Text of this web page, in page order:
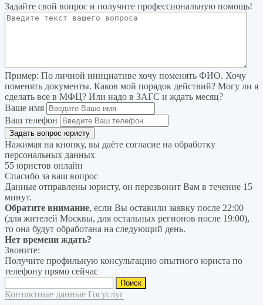
Задайте свой вопрос и получите профессиональную помощь!
Пример: По личной инициативе хочу поменять ФИО. Хочу
поменять документы. Каков мой порядок действий? Могу ли я
сделать все в МФЦ? Или надо в ЗАГС и ждать месяц?
Ваше имя
Ваш телефон
Нажимая на кнопку, вы даёте согласие на обработку
персональных данных
55 юристов онлайн
Спасибо за ваш вопрос
Данные отправлены юристу, он перезвонит Вам в течение 15
минут.
Обратите внимание, если Вы оставили заявку после 22:00
(для жителей Москвы, для остальных регионов после 19:00),
то она будут обработана на следующий день.
Нет времени ждать?
Звоните:
Получите профильную консультацию опытного юриста по
телефону прямо сейчас
Контактные данные Госуслуг